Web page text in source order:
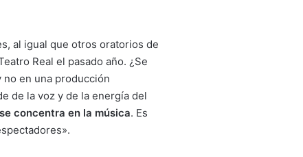
al igual que otros oratorios de
Real el pasado año. ¿Se
en una producción
de la voz y de la energía del
concentra en la música. Es